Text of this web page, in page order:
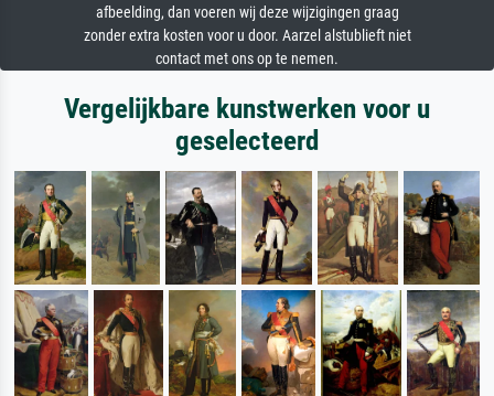
afbeelding, dan voeren wij deze wijzigingen graag
zonder extra kosten voor u door. Aarzel alstublieft niet
contact met ons op te nemen.
Vergelijkbare kunstwerken voor u
geselecteerd